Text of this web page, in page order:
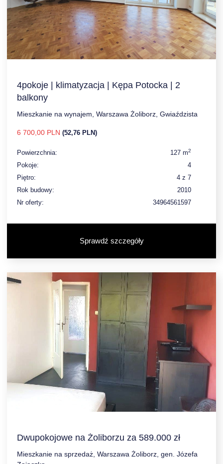
4pokoje | klimatyzacja | Kępa Potocka | 2
balkony
Mieszkanie na wynajem, Warszawa Żoliborz, Gwiaździsta
6 700,00 PLN (52,76 PLN)
Powierzchnia: 127 m2
Pokoje:
4
Piętro:
4 z 7
Rok budowy:
2010
Nr oferty:
34964561597
Sprawdź szczegóły
Dwupokojowe na Żoliborzu za 589.000 zł
Mieszkanie na sprzedaż, Warszawa Żoliborz, gen. Józefa